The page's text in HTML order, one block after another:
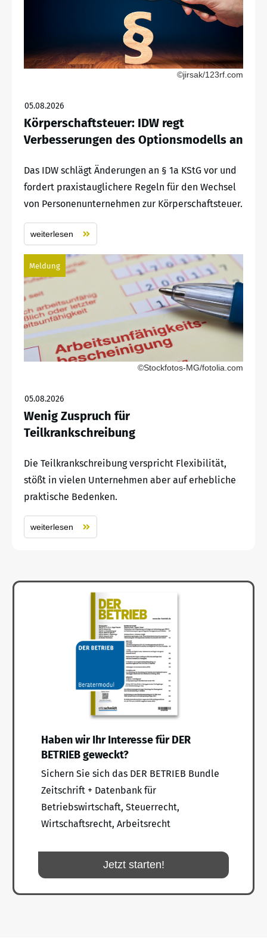
©jirsak/123rf.com
05.08.2026
Körperschaftsteuer: IDW regt
Verbesserungen des Optionsmodells an
Das IDW schlägt Änderungen an § 1a KStG vor und
fordert praxistauglichere Regeln für den Wechsel
von Personenunternehmen zur Körperschaftsteuer.
weiterlesen
Meldung
©Stockfotos-MG/fotolia.com
05.08.2026
Wenig Zuspruch für
Teilkrankschreibung
Die Teilkrankschreibung verspricht Flexibilität,
stößt in vielen Unternehmen aber auf erhebliche
praktische Bedenken.
weiterlesen
Haben wir Ihr Interesse für DER
BETRIEB geweckt?
Sichern Sie sich das DER BETRIEB Bundle
Zeitschrift + Datenbank für
Betriebswirtschaft, Steuerrecht,
Wirtschaftsrecht, Arbeitsrecht
Jetzt starten!